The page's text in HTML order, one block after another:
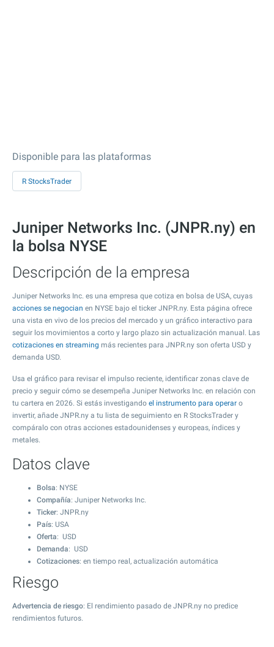
Disponible para las plataformas
R StocksTrader
Juniper Networks Inc. (JNPR.ny) en
la bolsa NYSE
Descripción de la empresa
Juniper Networks Inc. es una empresa que cotiza en bolsa de USA, cuyas
acciones se negocian en NYSE bajo el ticker JNPR.ny. Esta página ofrece
una vista en vivo de los precios del mercado y un gráfico interactivo para
seguir los movimientos a corto y largo plazo sin actualización manual. Las
cotizaciones en streaming más recientes para JNPR.ny son oferta USD y
demanda USD.
Usa el gráfico para revisar el impulso reciente, identificar zonas clave de
precio y seguir cómo se desempeña Juniper Networks Inc. en relación con
tu cartera en 2026. Si estás investigando el instrumento para operar o
invertir, añade JNPR.ny a tu lista de seguimiento en R StocksTrader y
compáralo con otras acciones estadounidenses y europeas, índices y
metales.
Datos clave
Bolsa: NYSE
Compañía: Juniper Networks Inc.
Ticker: JNPR.ny
País: USA
Oferta: USD
Demanda: USD
Cotizaciones: en tiempo real, actualización automática
Riesgo
Advertencia de riesgo: El rendimiento pasado de JNPR.ny no predice
rendimientos futuros.